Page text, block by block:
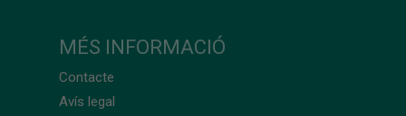
MÉS INFORMACIÓ
Contacte
Avís legal